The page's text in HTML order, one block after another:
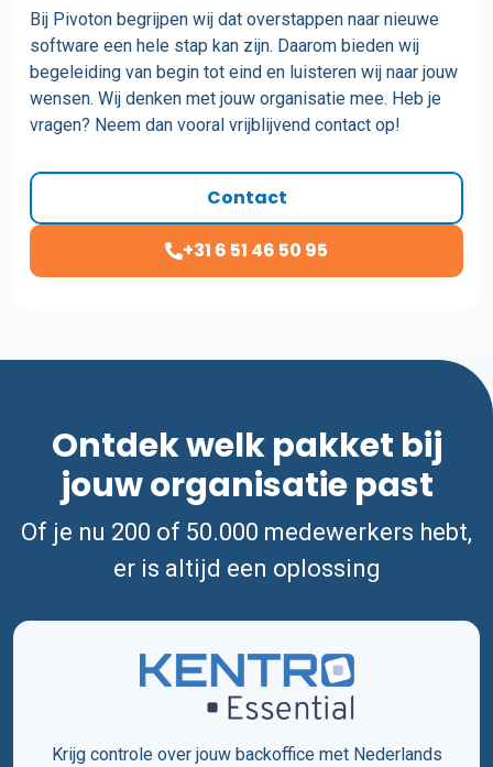
Bij Pivoton begrijpen wij dat overstappen naar nieuwe
software een hele stap kan zijn. Daarom bieden wij
begeleiding van begin tot eind en luisteren wij naar jouw
wensen. Wij denken met jouw organisatie mee. Heb je
vragen? Neem dan vooral vrijblijvend contact op!
Contact
+31 6 51 46 50 95
Ontdek welk pakket bij
jouw organisatie past
Of je nu 200 of 50.000 medewerkers hebt,
er is altijd een oplossing
Krijg controle over jouw backoffice met Nederlands